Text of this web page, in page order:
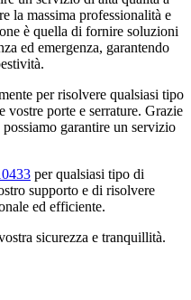
la massima professionalità e
è quella di fornire soluzioni
ed emergenza, garantendo
per risolvere qualsiasi tipo
vostre porte e serrature. Grazie
garantire un servizio
per qualsiasi tipo di
supporto e di risolvere
ed efficiente.
sicurezza e tranquillità.